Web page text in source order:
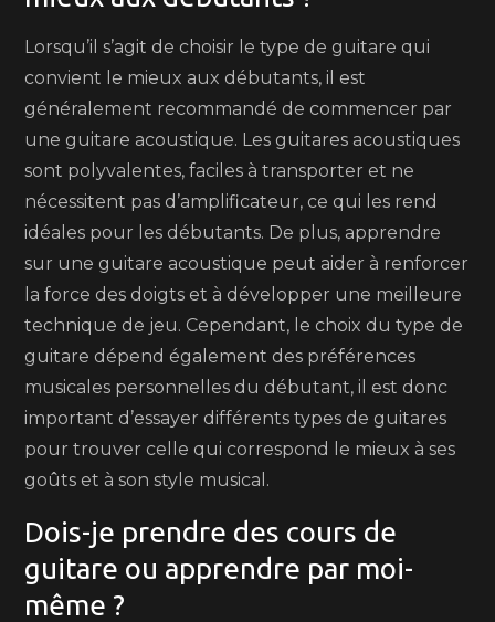
Lorsqu’il s’agit de choisir le type de guitare qui
convient le mieux aux débutants, il est
généralement recommandé de commencer par
une guitare acoustique. Les guitares acoustiques
sont polyvalentes, faciles à transporter et ne
nécessitent pas d’amplificateur, ce qui les rend
idéales pour les débutants. De plus, apprendre
sur une guitare acoustique peut aider à renforcer
la force des doigts et à développer une meilleure
technique de jeu. Cependant, le choix du type de
guitare dépend également des préférences
musicales personnelles du débutant, il est donc
important d’essayer différents types de guitares
pour trouver celle qui correspond le mieux à ses
goûts et à son style musical.
Dois-je prendre des cours de
guitare ou apprendre par moi-
même ?